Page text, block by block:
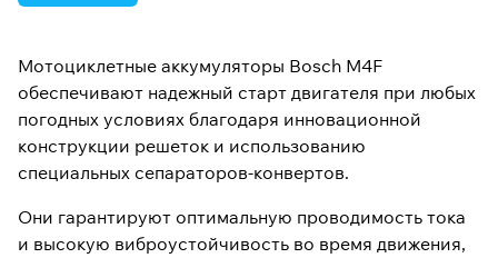
Мотоциклетные аккумуляторы Bosch M4F
обеспечивают надежный старт двигателя при любых
погодных условиях благодаря инновационной
конструкции решеток и использованию
специальных сепараторов-конвертов.
Они гарантируют оптимальную проводимость тока
и высокую виброустойчивость во время движения,